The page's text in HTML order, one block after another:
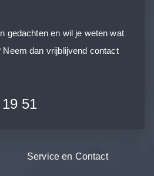
gedachten en wil je weten wat
Neem dan vrijblijvend contact
51
Service en Contact